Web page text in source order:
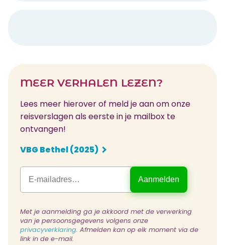
MEER VERHALEN LEZEN?
Lees meer hierover of meld je aan om onze
reisverslagen als eerste in je mailbox te
ontvangen!
VBG Bethel (2025)
Met je aanmelding ga je akkoord met de verwerking
van je persoonsgegevens volgens onze
privacyverklaring. Afmelden kan op elk moment via de
link in de e-mail.